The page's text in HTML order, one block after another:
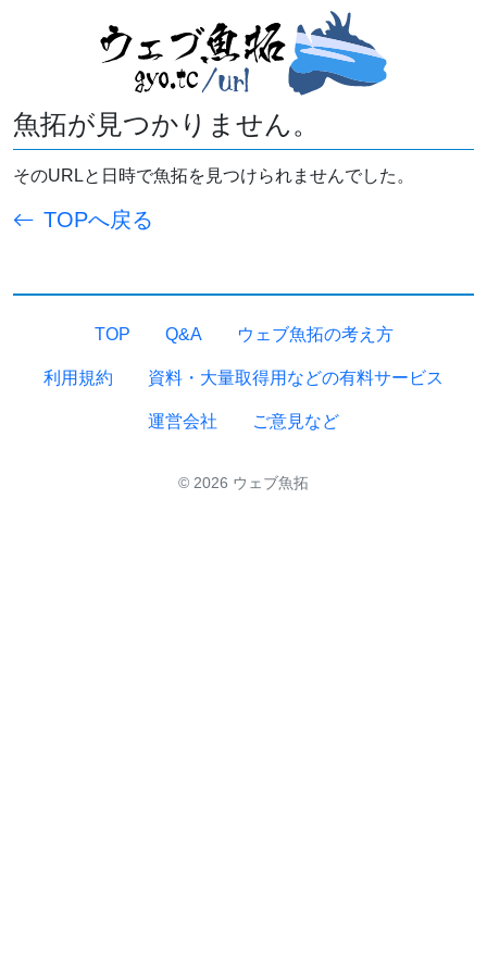
魚拓が見つかりません。
そのURLと日時で魚拓を見つけられませんでした。
TOPへ戻る
TOP Q&A ウェブ魚拓の考え方
利用規約 資料・大量取得用などの有料サービス
運営会社 ご意見など
© 2026 ウェブ魚拓